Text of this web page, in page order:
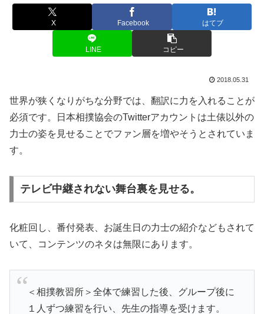
X Facebook はてブ
LINE コピー
2018.05.31
世界が狭くなりがちな分野では、翻訳に力を入れることが
必須です。日本相撲協会のTwitterアカウントは土俵以外の
力士の姿を見せることでファン層を増やそうとされていま
す。
テレビ中継されない舞台裏を見せる。
化粧回し、番付発表、お誕生日の力士の紹介などもされて
いて、コンテンツのネタは無限にあります。
＜相撲教習所＞全体で練習した後、グループ後に
１人ずつ練習を行い、先生の指導を受けます。